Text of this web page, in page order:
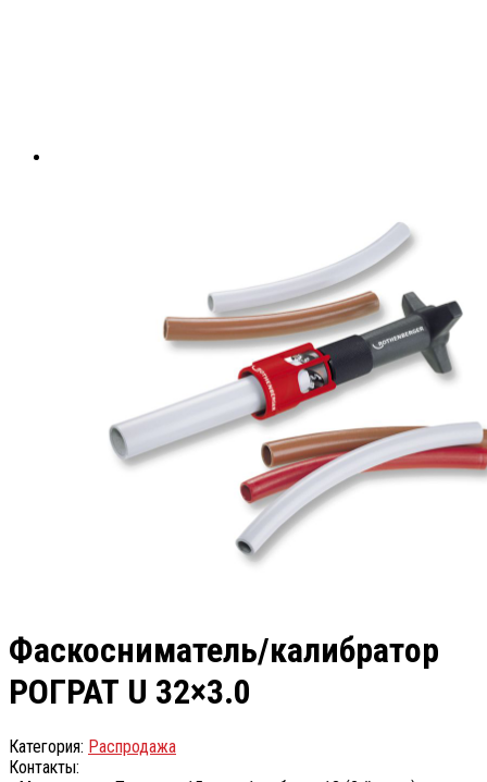
Фаскосниматель/калибратор
РОГРАТ U 32×3.0
Категория: Распродажа
Контакты: